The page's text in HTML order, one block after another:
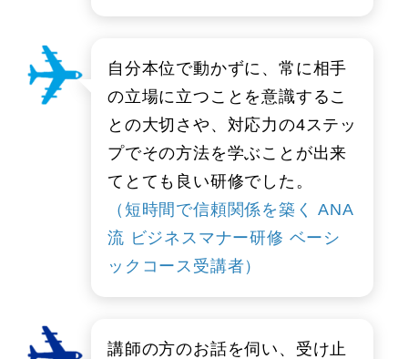
自分本位で動かずに、常に相手
の立場に立つことを意識するこ
との大切さや、対応力の4ステッ
プでその方法を学ぶことが出来
てとても良い研修でした。
（短時間で信頼関係を築く ANA
流 ビジネスマナー研修 ベーシ
ックコース受講者）
講師の方のお話を伺い、受け止